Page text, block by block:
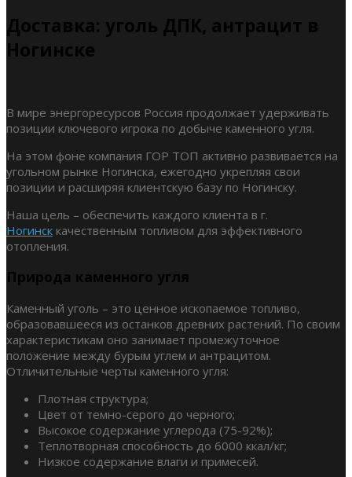
Доставка: уголь ДПК, антрацит в
Ногинске
В мире энергоресурсов Россия продолжает удерживать
позиции ключевого игрока по добыче каменного угля.
На этом фоне компания ГОР ТОП активно развивается на
угольном рынке Ногинска, ежегодно укрепляя свои
позиции и расширяя клиентскую базу по Ногинску.
Наша цель – обеспечить каждого клиента в г.
Ногинск качественным топливом для эффективного
отопления.
Природа каменного угля
Каменный уголь – это ценное ископаемое топливо,
образовавшееся из останков древних растений. По своим
характеристикам оно занимает промежуточное
положение между бурым углем и антрацитом.
Отличительные черты каменного угля:
Плотная структура;
Цвет от темно-серого до черного;
Высокое содержание углерода (75-92%);
Теплотворная способность до 6000 ккал/кг;
Низкое содержание влаги и примесей.